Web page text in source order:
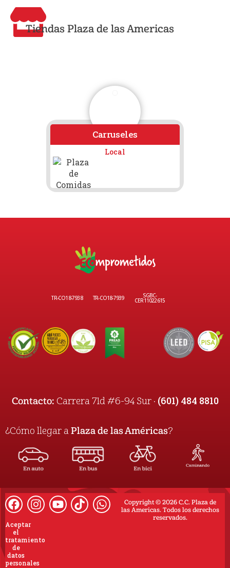
Tiendas Plaza de las Americas
Carruseles
Local
TR-CO18-7938 TR-CO18-7939 SGBC-
CER11022615
Contacto: Carrera 71d #6-94 Sur · (601) 484 8810
¿Cómo llegar a Plaza de las Américas?
Copyright © 2026 C.C. Plaza de
las Americas. Todos los derechos
reservados.
Aceptar
el
tratamiento
de
datos
personales